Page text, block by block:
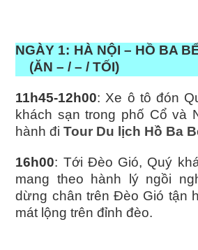
NGÀY 1: HÀ NỘI –
(ĂN – / – / TỐI)
11h45-12h00: Xe ô tô đón
khách sạn trong phố Cổ và
hành điTour Du lịch Hồ Ba
16h00: Tới Đèo Gió, Quý
mang theo hành lý ngồi
dừng chân trên Đèo Gió tận
mát lộng trên đỉnh đèo.